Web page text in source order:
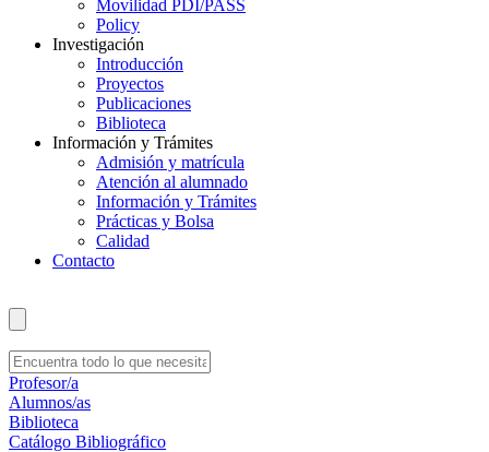
Movilidad PDI/PASS
Policy
Investigación
Introducción
Proyectos
Publicaciones
Biblioteca
Información y Trámites
Admisión y matrícula
Atención al alumnado
Información y Trámites
Prácticas y Bolsa
Calidad
Contacto
Profesor/a
Alumnos/as
Biblioteca
Catálogo Bibliográfico